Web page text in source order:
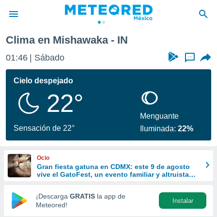
de
ha sido
calidad.
a este
las
y
forma
digital
basada
Clima en Mishawaka - IN
01:46 Sábado ...
Cielo despejado
22°
Sensación de 22°
Menguante
Iluminada:22%
Ocio
Gran fiesta gatuna en CDMX: este 9 de agosto
vive el GatoFest, un evento familiar y altruista
¡Descarga GRATIS la app de
Meteored!
Instalar